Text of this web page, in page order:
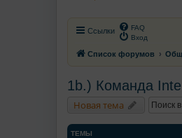
Ссылки
FAQ
Вход
Список форумов
1b.) Команда
Новая тема
ТЕМЫ